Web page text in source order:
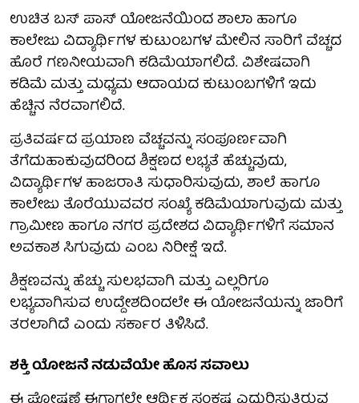
ಉಚಿತ ಬಸ್ ಪಾಸ್ ಯೋಜನೆಯಿಂದ ಶಾಲಾ ಹಾಗೂ
ಕಾಲೇಜು ವಿದ್ಯಾರ್ಥಿಗಳ ಕುಟುಂಬಗಳ ಮೇಲಿನ ಸಾರಿಗೆ ವೆಚ್ಚದ
ಹೊರೆ ಗಣನೀಯವಾಗಿ ಕಡಿಮೆಯಾಗಲಿದೆ. ವಿಶೇಷವಾಗಿ
ಕಡಿಮೆ ಮತ್ತು ಮಧ್ಯಮ ಆದಾಯದ ಕುಟುಂಬಗಳಿಗೆ ಇದು
ಹೆಚ್ಚಿನ ನೆರವಾಗಲಿದೆ.
ಪ್ರತಿವರ್ಷದ ಪ್ರಯಾಣ ವೆಚ್ಚವನ್ನು ಸಂಪೂರ್ಣವಾಗಿ
ತೆಗೆದುಹಾಕುವುದರಿಂದ ಶಿಕ್ಷಣದ ಲಭ್ಯತೆ ಹೆಚ್ಚುವುದು,
ವಿದ್ಯಾರ್ಥಿಗಳ ಹಾಜರಾತಿ ಸುಧಾರಿಸುವುದು, ಶಾಲೆ ಹಾಗೂ
ಕಾಲೇಜು ತೊರೆಯುವವರ ಸಂಖ್ಯೆ ಕಡಿಮೆಯಾಗುವುದು ಮತ್ತು
ಗ್ರಾಮೀಣ ಹಾಗೂ ನಗರ ಪ್ರದೇಶದ ವಿದ್ಯಾರ್ಥಿಗಳಿಗೆ ಸಮಾನ
ಅವಕಾಶ ಸಿಗುವುದು ಎಂಬ ನಿರೀಕ್ಷೆ ಇದೆ.
ಶಿಕ್ಷಣವನ್ನು ಹೆಚ್ಚು ಸುಲಭವಾಗಿ ಮತ್ತು ಎಲ್ಲರಿಗೂ
ಲಭ್ಯವಾಗಿಸುವ ಉದ್ದೇಶದಿಂದಲೇ ಈ ಯೋಜನೆಯನ್ನು ಜಾರಿಗೆ
ತರಲಾಗಿದೆ ಎಂದು ಸರ್ಕಾರ ತಿಳಿಸಿದೆ.
ಶಕ್ತಿ ಯೋಜನೆ ನಡುವೆಯೇ ಹೊಸ ಸವಾಲು